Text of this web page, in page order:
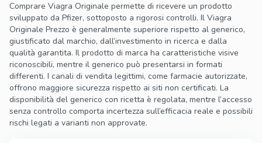
Comprare Viagra Originale permette di ricevere un prodotto
sviluppato da Pfizer, sottoposto a rigorosi controlli. Il Viagra
Originale Prezzo è generalmente superiore rispetto al generico,
giustificato dal marchio, dall’investimento in ricerca e dalla
qualità garantita. Il prodotto di marca ha caratteristiche visive
riconoscibili, mentre il generico può presentarsi in formati
differenti. I canali di vendita legittimi, come farmacie autorizzate,
offrono maggiore sicurezza rispetto ai siti non certificati. La
disponibilità del generico con ricetta è regolata, mentre l’accesso
senza controllo comporta incertezza sull’efficacia reale e possibili
rischi legati a varianti non approvate.